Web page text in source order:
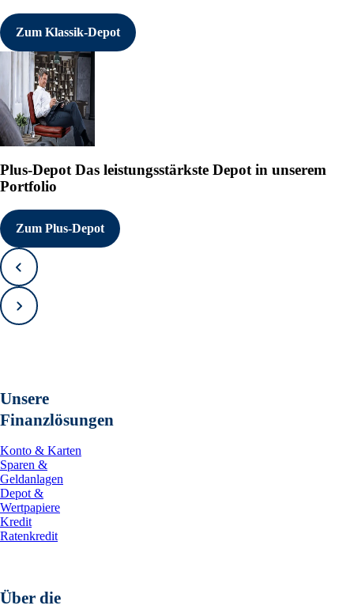
Zum Klassik-Depot
Plus-Depot Das leistungsstärkste Depot in unserem
Portfolio
Zum Plus-Depot
Zurück
Vorwärts
Unsere
Finanzlösungen
Konto & Karten
Sparen &
Geldanlagen
Depot &
Wertpapiere
Kredit
Ratenkredit
Über die